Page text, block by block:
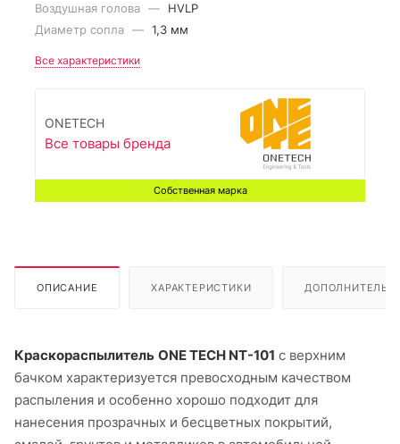
Воздушная голова —
HVLP
Диаметр сопла — 1,3 мм
Все характеристики
ONETECH
Все товары бренда
Собственная марка
ОПИСАНИЕ ХАРАКТЕРИСТИКИ
Краскораспылитель ONE TECH NT-101 с верхним
бачком характеризуется превосходным качеством
распыления и особенно хорошо подходит для
нанесения прозрачных и бесцветных покрытий,